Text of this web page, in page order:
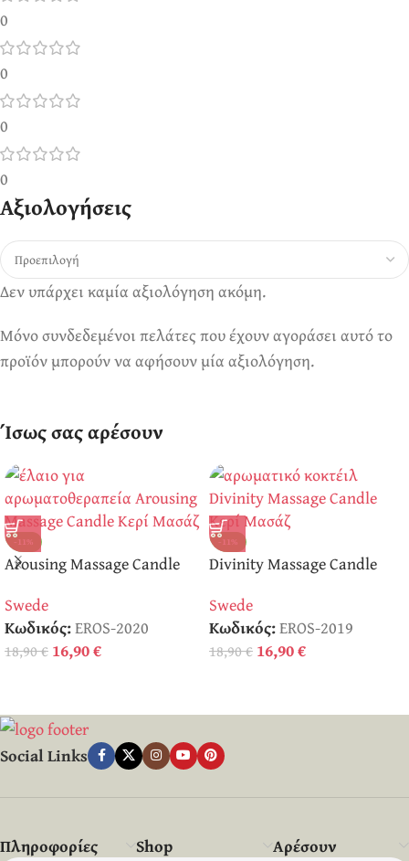
0
0
0
0
Αξιολογήσεις
Δεν υπάρχει καμία αξιολόγηση ακόμη.
Μόνο συνδεδεμένοι πελάτες που έχουν αγοράσει αυτό το
προϊόν μπορούν να αφήσουν μία αξιολόγηση.
Ίσως σας αρέσουν
-11%
Arousing Massage Candle
Swede
Κωδικός:EROS-2020
18,90€ 16,90€
-11%
Divinity Massage Candle
Swede
Κωδικός:EROS-2019
18,90€ 16,90€
Social Links
Πληροφορίες Shop Αρέσουν